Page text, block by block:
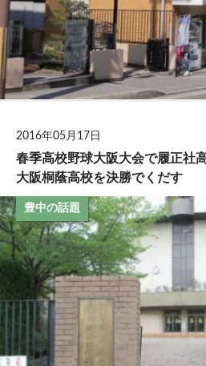
2016年05月17日
春季高校野球大阪大会で履正社
大阪桐蔭高校を決勝でくだす
豊中の話題